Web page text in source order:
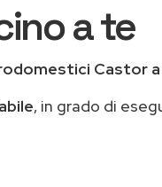
a te
Castor a
, in grado di